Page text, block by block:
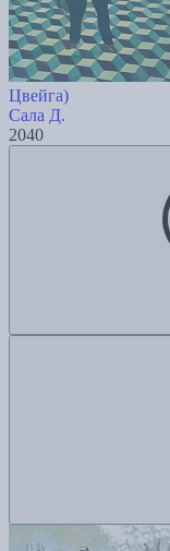
Цвейга)
Сала Д.
2040